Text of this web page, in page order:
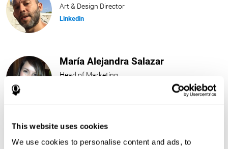
This website uses cookies
We use cookies to personalise content and ads, to
Art & Design Director
Linkedin
María Alejandra Salazar
Head of Marketing
José Ruiz
Security Administrator